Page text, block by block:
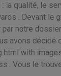
la qualité, le
. Devant le
notre
avons décidé
html with
. Vous le